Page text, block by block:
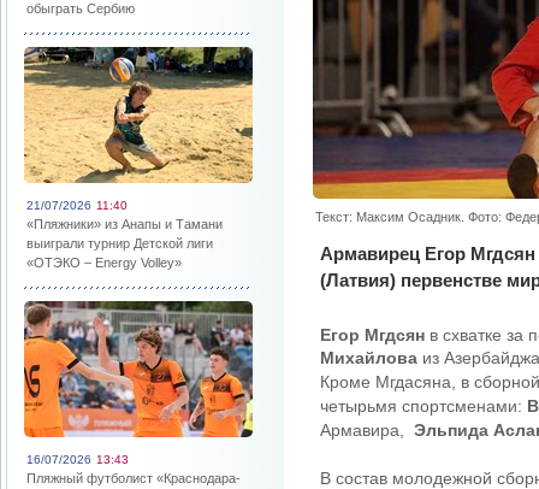
обыграть Сербию
21/07/2026 11:40
«Пляжники» из Анапы и Тамани
выиграли турнир Детской лиги
«ОТЭКО – Energy Volley»
16/07/2026 13:43
Пляжный футболист «Краснодара-
Текст: Максим Осадник. Фото:
Армавирец Егор
(Латвия) первенстве
Егор Мгдсян в схватке за
Михайлова из
Кроме Мгдасяна, в
четырьмя спортсменами:
Армавира,
Эльпида
В состав молодежной